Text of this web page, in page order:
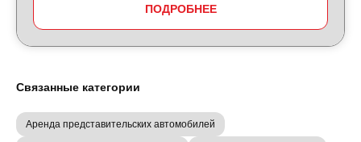
ПОДРОБНЕЕ
Связанные категории
Аренда представительских автомобилей